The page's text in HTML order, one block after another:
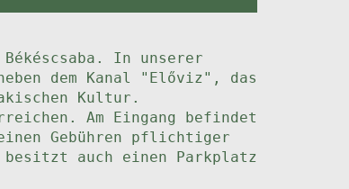
In unserer
dem Kanal "Előviz", das
Kultur.
Am Eingang befindet
Gebühren pflichtiger
auch einen Parkplatz